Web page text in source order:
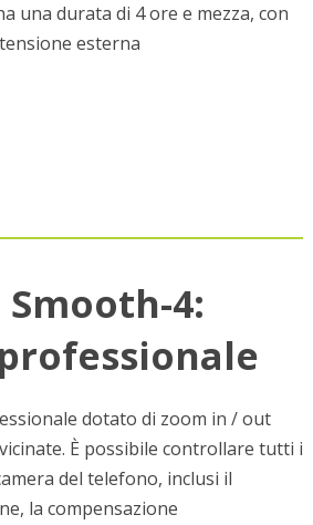
una durata di 4 ore e mezza, con
esterna
4:
dotato di zoom in / out
È possibile controllare tutti i
del telefono, inclusi il
la compensazione